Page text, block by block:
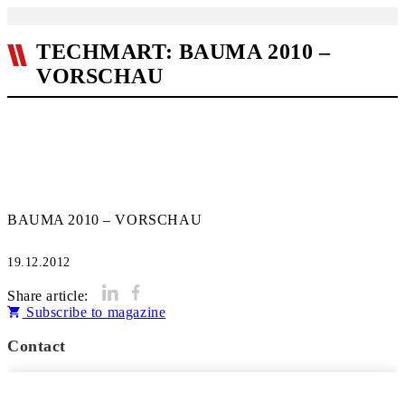
TECHMART: BAUMA 2010 –
VORSCHAU
BAUMA 2010 – VORSCHAU
19.12.2012
Share article:
Subscribe to magazine
Contact